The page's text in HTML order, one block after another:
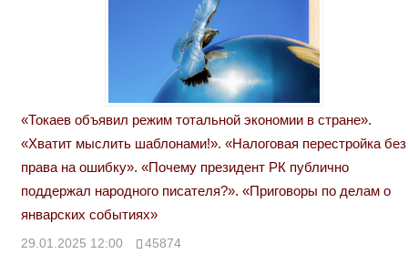
«Токаев объявил режим тотальной экономии в стране».
«Хватит мыслить шаблонами!». «Налоговая перестройка без
права на ошибку». «Почему президент РК публично
поддержал народного писателя?». «Приговоры по делам о
январских событиях»
29.01.2025 12:00 45874